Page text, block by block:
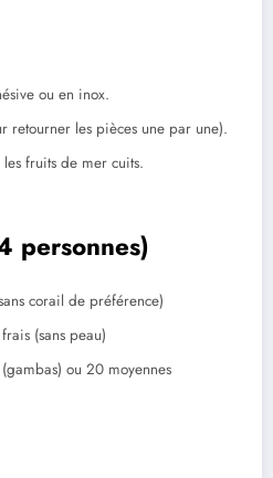
ou en inox.
retourner les pièces une par une).
fruits de mer cuits.
personnes)
corail de préférence)
(sans peau)
ou 20 moyennes